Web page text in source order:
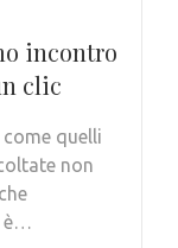
incontro
clic
quelli
non
è…